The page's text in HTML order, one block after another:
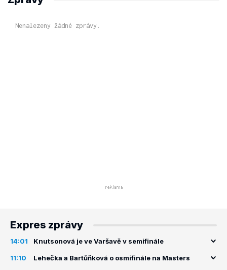
Nenalezeny žádné zprávy.
Expres zprávy
14:01 Knutsonová je ve Varšavě v semifinále
11:10 Lehečka a Bartůňková o osmifinále na Masters